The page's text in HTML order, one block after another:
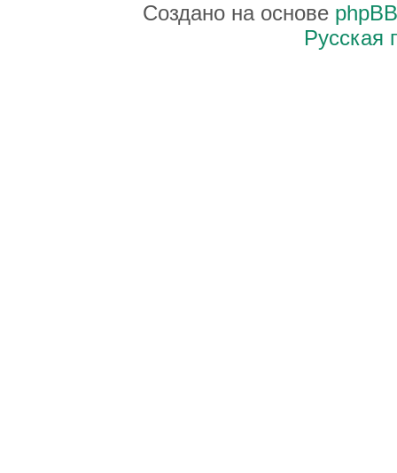
Создано на основе phpBB
Русская